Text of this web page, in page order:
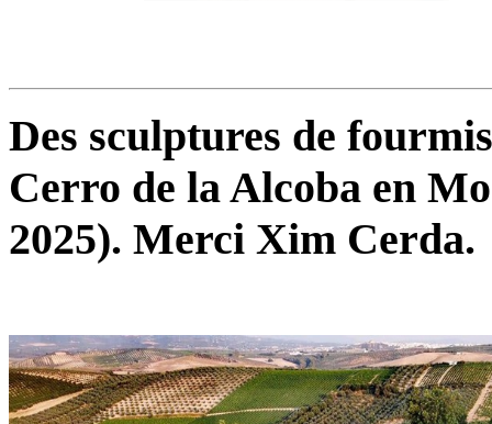
Des sculptures de
Cerro de la Alcoba en
2025). Merci Xim Cerda.